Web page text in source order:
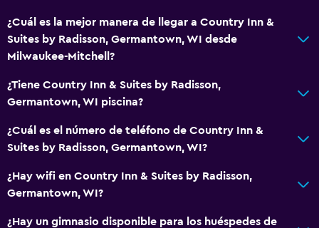
¿Cuál es la mejor manera de llegar a Country Inn &
Suites by Radisson, Germantown, WI desde
Milwaukee-Mitchell?
¿Tiene Country Inn & Suites by Radisson,
Germantown, WI piscina?
¿Cuál es el número de teléfono de Country Inn &
Suites by Radisson, Germantown, WI?
¿Hay wifi en Country Inn & Suites by Radisson,
Germantown, WI?
¿Hay un gimnasio disponible para los huéspedes de